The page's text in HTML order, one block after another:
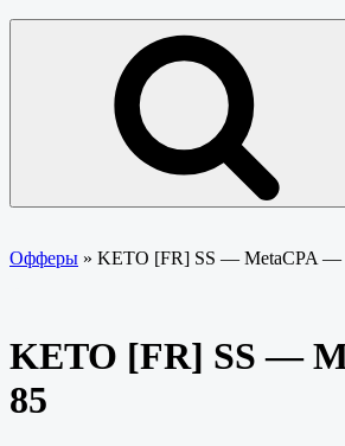
Офферы » KETO [FR] SS — MetaCPA —
KETO [FR] SS —
85